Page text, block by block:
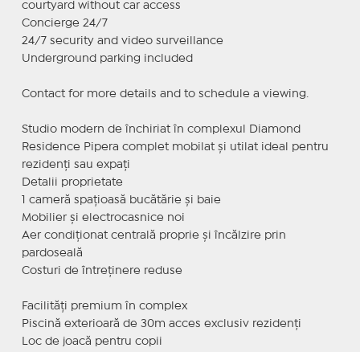
courtyard without car access
Concierge 24/7
24/7 security and video surveillance
Underground parking included
Contact for more details and to schedule a viewing.
Studio modern de închiriat în complexul Diamond
Residence Pipera complet mobilat și utilat ideal pentru
rezidenți sau expați
Detalii proprietate
1 cameră spațioasă bucătărie și baie
Mobilier și electrocasnice noi
Aer condiționat centrală proprie și încălzire prin
pardoseală
Costuri de întreținere reduse
Facilități premium în complex
Piscină exterioară de 30m acces exclusiv rezidenți
Loc de joacă pentru copii